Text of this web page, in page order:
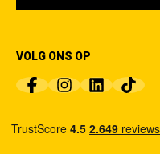
VOLG ONS OP